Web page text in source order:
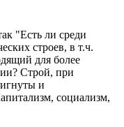
"Есть ли среди
строев, в т.ч.
для более
Строй, при
и
социализм,